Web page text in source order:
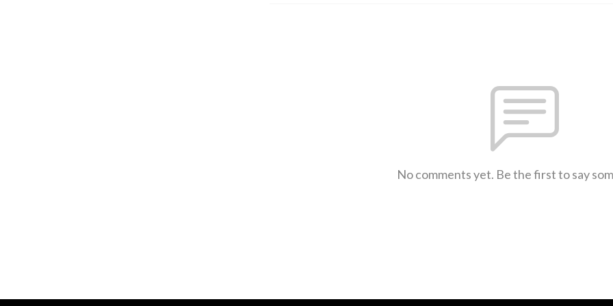
No comments yet. Be the first to say